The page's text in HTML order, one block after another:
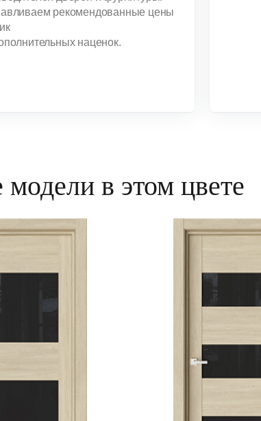
рекомендованные цены
наценок.
модели в этом цвете